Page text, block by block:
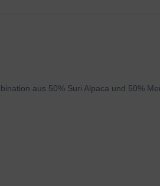
aus 50% Suri Alpaca und 50%